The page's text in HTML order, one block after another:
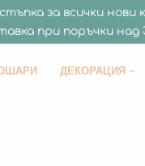
за всички
при поръчки над
ДЕКОРАЦИЯ